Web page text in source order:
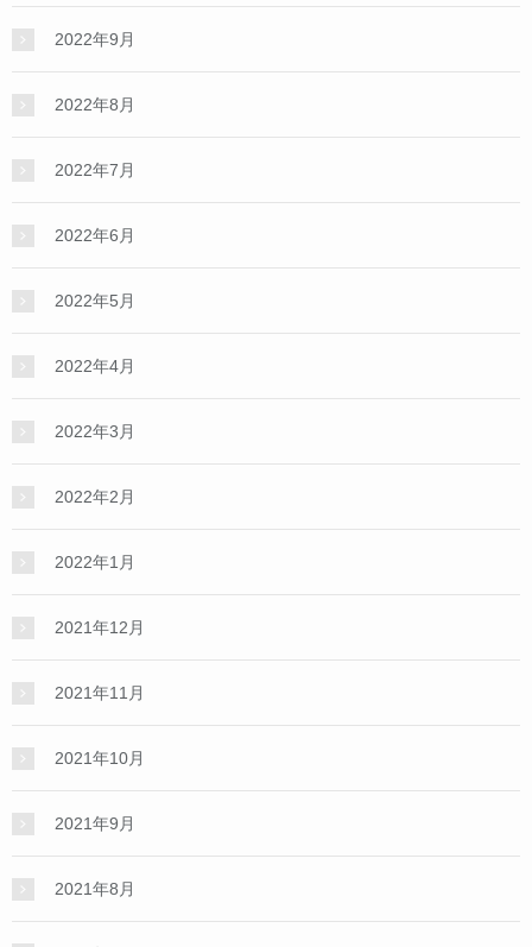
2022年9月
2022年8月
2022年7月
2022年6月
2022年5月
2022年4月
2022年3月
2022年2月
2022年1月
2021年12月
2021年11月
2021年10月
2021年9月
2021年8月